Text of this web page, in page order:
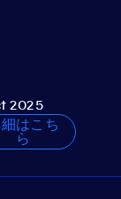
2025
はこち
ら